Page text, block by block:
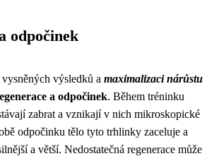
odpočinek
výsledků a maximalizaci nárůstu
a odpočinek. Během tréninku
zabrat a vznikají v nich mikroskopické
odpočinku tělo tyto trhlinky zaceluje a
a větší. Nedostatečná regenerace může